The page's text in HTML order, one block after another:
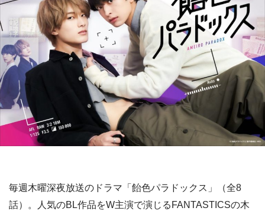
毎週木曜深夜放送のドラマ「飴色パラドックス」（全8
話）。人気のBL作品をW主演で演じるFANTASTICSの木